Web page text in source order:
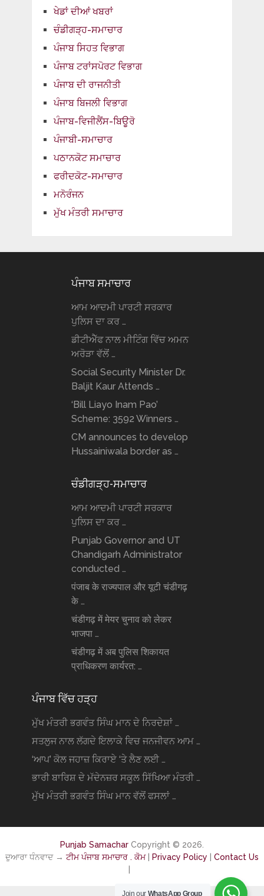
ਖੇਡਾਂ ਦੀਆਂ ਖਬਰਾਂ
ਚੰਡੀਗੜ੍ਹ-ਸਮਾਚਾਰ
ਪੰਜਾਬ ਸਿਹਤ ਵਿਭਾਗ
ਪੰਜਾਬ ਟਰਾਂਸਪੋਰਟ ਵਿਭਾਗ
ਪੰਜਾਬ ਦੀ ਰਾਜਨੀਤੀ
ਪੰਜਾਬ ਬਿਜਲੀ ਵਿਭਾਗ
ਪੰਜਾਬ-ਵਿਜੀਲੈਂਸ-ਬਿਊਰੋ
ਪੰਜਾਬੀ-ਸਮਾਚਾਰ
ਪਠਾਨਕੋਟ ਸਮਾਚਾਰ
ਫਰੀਦਕੋਟ-ਸਮਾਚਾਰ
ਮਨੋਰੰਜਨ
ਮੁੱਖ ਮੰਤਰੀ ਸਮਾਚਾਰ
ਪੰਜਾਬ ਸਮਾਚਾਰ
ਆਮ ਆਦਮੀ ਪਾਰਟੀ ਸਰਕਾਰ
ਪੁਲਿਸ ਦਾ ਕਰ …
ਡੀਟੀਐੱਫ ਨਾਲ ਮੀਟਿੰਗ ਵਿੱਚ ਅਮਨ
ਅਰੋੜਾ ਵੱਲੋਂ …
Social Security Minister Dr.
Baljit Kaur Attends …
‘Bill Liayo Inam Pao’
Scheme: 3592 Winners …
CM announces to develop
Hussainiwala border as …
ਚੰਡੀਗੜ੍ਹ-ਸਮਾਚਾਰ
ਆਮ ਆਦਮੀ ਪਾਰਟੀ ਸਰਕਾਰ
ਪੁਲਿਸ ਦਾ ਕਰ …
Punjab Governor and UT
Chandigarh Administrator
conducted …
पंजाब के राज्यपाल और यूटी चंडीगढ़
के …
चंडीगढ़ में मेयर चुनाव को लेकर
भाजपा …
चंडीगढ़ में अब पुलिस शिकायत
प्राधिकरण कार्यरत: …
ਪੰਜਾਬ ਵਿੱਚ ਹੜ੍ਹ
ਮੁੱਖ ਮੰਤਰੀ ਭਗਵੰਤ ਸਿੰਘ ਮਾਨ ਦੇ ਨਿਰਦੇਸ਼ਾਂ …
ਸਤਲੁਜ ਨਾਲ ਲੱਗਦੇ ਇਲਾਕੇ ਵਿਚ ਜਨਜੀਵਨ ਆਮ …
‘ਆਪ’ ਕੋਲ ਜਹਾਜ਼ ਕਿਰਾਏ ‘ਤੇ ਲੈਣ ਲਈ …
ਭਾਰੀ ਬਾਰਿਸ਼ ਦੇ ਮੱਦੇਨਜ਼ਰ ਸਕੂਲ ਸਿੱਖਿਆ ਮੰਤਰੀ …
ਮੁੱਖ ਮੰਤਰੀ ਭਗਵੰਤ ਸਿੰਘ ਮਾਨ ਵੱਲੋਂ ਫਸਲਾਂ …
Punjab SamacharCopyright © 2026.
ਦੁਆਰਾ ਧੰਨਵਾਦ → ਟੀਮ ਪੰਜਾਬ ਸਮਾਚਾਰ . ਕੋਮ| Privacy Policy
Contact Us
Join our WhatsApp Group